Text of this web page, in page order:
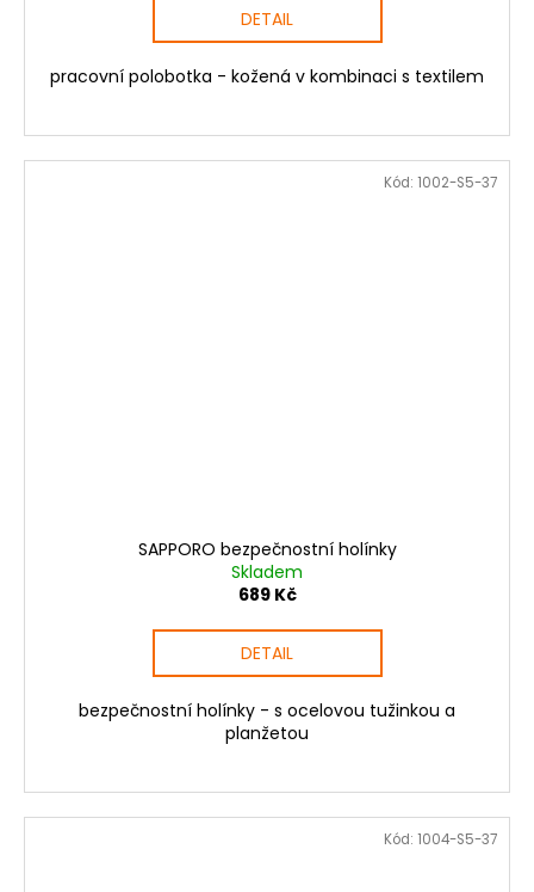
DETAIL
pracovní polobotka - kožená v kombinaci s textilem
SAPPORO bezpečnostní holínky
Skladem
689 Kč
DETAIL
bezpečnostní holínky - s ocelovou tužinkou a
planžetou
Kód: 1002-S5-37
Kód: 1004-S5-37